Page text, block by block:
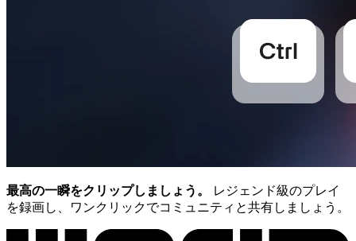
最高の一瞬をクリップしましょう。
レジェンド級のプレイ
を録画し、ワンクリックでコミュニティと共有しましょう。